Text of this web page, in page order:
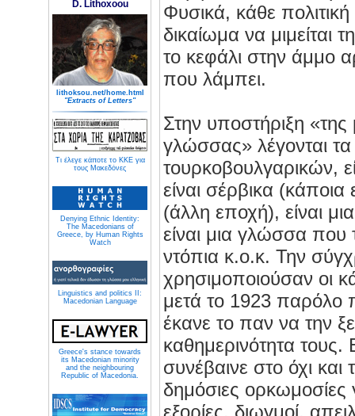
D. Lithoxoou
lithoksou.net/home.html
"Extracts of Letters"
Τι έλεγε κάποτε το ΚΚΕ για
τους Μακεδόνες
Denying Ethnic Identity:
The Macedonians of
Greece, by Human Rights
Watch
Linguistics and politics II:
Macedonian Language
Greece's stance towards
its Macedonian minority
and the neighbouring
Republic of Macedonia.
Φυσικά, κάθε πολιτική
δικαίωμα να μιμείται
το κεφάλι στην άμμο
που λάμπει.
Στην υποστήριξη
γλώσσας» λέγονται
τουρκοβουλγαρικών,
είναι σέρβικα
(άλλη εποχή), είναι
είναι μια γλώσσα που
ντόπια κ.ο.κ. Την
χρησιμοποιούσαν οι
μετά το 1923 παρόλο
έκανε το παν να την
καθημερινότητα τους.
συνέβαινε στο όχι
δημόσιες ορκωμοσίες
εξορίες, διωγμοί,